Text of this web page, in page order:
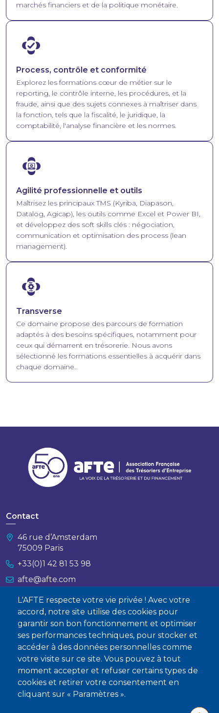
L'AFTE respecte votre vie privée ! Avec votre
accord, notre site utilise des cookies pour
garantir son bon fonctionnement et optimiser
ses performances techniques, pour stocker et
accéder à des données personnelles comme
votre visite sur ce site. Vous pouvez à tout
moment accepter et refuser certains types de
cookies et retirer votre consentement en
cliquant sur « Paramètres ».
marchés financiers et de la politique monétaire.
Image
Process, contrôle et conformité
Explorez les formations cœur de métier sur le
reporting, le contrôle interne, les procédures, et la
fraude, ainsi que des sujets connexes à maîtriser dans
la fonction, tels que la fiscalité, le juridique, la
comptabilité, l'analyse financière et les normes.
Image
Agilité professionnelle et outils
Maîtrisez les principaux TMS (Kyriba, Diapason,
Datalog, Agicap), les outils comme Excel et Power BI,
et développez des soft skills clés : négociation,
communication et optimisation des process (lean
management).
Image
Transverse
Ce domaine propose des parcours de formation
adaptés à des besoins spécifiques, notamment pour
ceux qui démarrent en trésorerie. Nous avons
sélectionné les formations essentielles à acquérir dans
chaque domaine.
Contact
46 rue d’Amsterdam
75009 Paris
+33(0)1 42 81 53 98
afte@afte.com
Nous contacter
À propos
Qui sommes-nous ?
Devenir membre